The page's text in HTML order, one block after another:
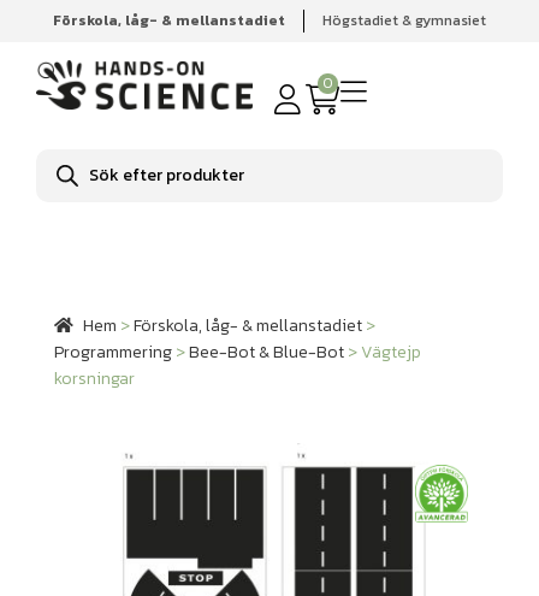
Förskola, låg- & mellanstadiet Högstadiet & gymnasiet
0
Produktsökning
Hem Förskola, låg- & mellanstadiet
Programmering
Bee-Bot & Blue-Bot
Vägtejp korsningar
Hem >Förskola, låg- & mellanstadiet>
Programmering>Bee-Bot & Blue-Bot>Vägtejp
korsningar